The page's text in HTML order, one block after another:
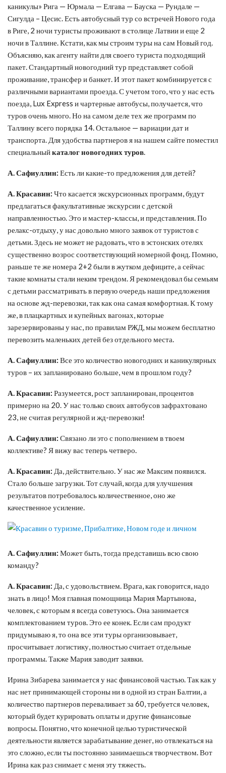
каникулы» Рига — Юрмала — Елгава — Бауска — Рундале —
Сигулда – Цесис. Есть автобусный тур со встречей Нового года
в Риге, 2 ночи туристы проживают в столице Латвии и еще 2
ночи в Таллине. Кстати, как мы строим туры на сам Новый год.
Объясняю, как агенту найти для своего туриста подходящий
пакет. Стандартный новогодний тур представляет собой
проживание, трансфер и банкет. И этот пакет комбинируется с
различными вариантами проезда. С учетом того, что у нас есть
поезда, Lux Express и чартерные автобусы, получается, что
туров очень много. Но на самом деле тех же программ по
Таллину всего порядка 14. Остальное — вариации дат и
транспорта. Для удобства партнеров я на нашем сайте поместил
специальныйкаталог новогодних туров.
А. Сафиуллин: Есть ли какие-то предложения для детей?
А. Красавин: Что касается экскурсионных программ, будут
предлагаться факультативные экскурсии с детской
направленностью. Это и мастер-классы, и представления. По
релакс-отдыху, у нас довольно много заявок от туристов с
детьми. Здесь не может не радовать, что в эстонских отелях
существенно возрос соответствующий номерной фонд. Помню,
раньше те же номера 2+2 были в жутком дефиците, а сейчас
такие комнаты стали неким трендом. Я рекомендовал бы семьям
с детьми рассматривать в первую очередь наши предложения
на основе жд-перевозки, так как она самая комфортная. К тому
же, в плацкартных и купейных вагонах, которые
зарезервированы у нас, по правилам РЖД, мы можем бесплатно
перевозить маленьких детей без отдельного места.
А. Сафиуллин: Все это количество новогодних и каникулярных
туров – их запланировано больше, чем в прошлом году?
А. Красавин: Разумеется, рост запланирован, процентов
примерно на 20. У нас только своих автобусов зафрахтовано
23, не считая регулярной и жд-перевозки!
А. Сафиуллин: Связано ли это с пополнением в твоем
коллективе? Я вижу вас теперь четверо.
А. Красавин: Да, действительно. У нас же Максим появился.
Стало больше загрузки. Тот случай, когда для улучшения
результатов потребовалось количественное, оно же
качественное усиление.
А. Сафиуллин: Может быть, тогда представишь всю свою
команду?
А. Красавин: Да, с удовольствием. Врага, как говорится, надо
знать в лицо! Моя главная помощница Мария Мартынова,
человек, с которым я всегда советуюсь. Она занимается
комплектованием туров. Это ее конек. Если сам продукт
придумываю я, то она все эти туры организовывает,
просчитывает логистику, полностью считает отдельные
программы. Также Мария заводит заявки.
Ирина Зибарева занимается у нас финансовой частью. Так как у
нас нет принимающей стороны ни в одной из стран Балтии, а
количество партнеров переваливает за 60, требуется человек,
который будет курировать оплаты и другие финансовые
вопросы. Понятно, что конечной целью туристической
деятельности является зарабатывание денег, но отвлекаться на
это сложно, если ты постоянно занимаешься творчеством. Вот
Ирина как раз снимает с меня эту тяжесть.